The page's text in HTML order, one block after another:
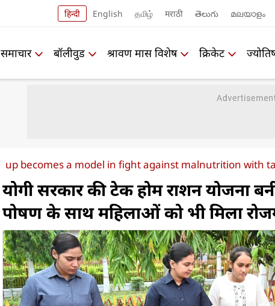
हिन्दी English தமிழ் मराठी తెలుగు മലയാളം
समाचार बॉलीवुड श्रावण मास विशेष क्रिकेट
up becomes a model in fight against malnutrition with
योगी सरकार की टेक होम राशन योजना
पोषण के साथ महिलाओं को भी मिला